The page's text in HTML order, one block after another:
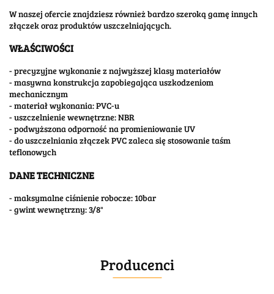
W naszej ofercie znajdziesz również bardzo szeroką gamę innych
złączek oraz produktów uszczelniających.
WŁAŚCIWOŚCI
- precyzyjne wykonanie z najwyższej klasy materiałów
- masywna konstrukcja zapobiegająca uszkodzeniom
mechanicznym
- materiał wykonania: PVC-u
- uszczelnienie wewnętrzne: NBR
- podwyższona odporność na promieniowanie UV
- do uszczelniania złączek PVC zaleca się stosowanie taśm
teflonowych
DANE TECHNICZNE
- maksymalne ciśnienie robocze: 10bar
- gwint wewnętrzny: 3/8"
Producenci